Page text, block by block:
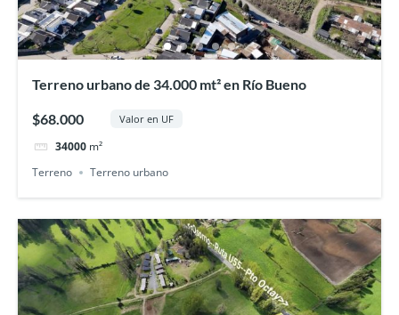
Terreno urbano de 34.000 mt² en Río Bueno
$68.000 Valor en UF
34000 m²
Terreno
Terreno urbano